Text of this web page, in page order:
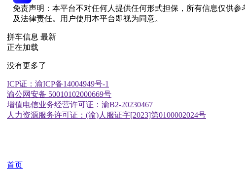
免责声明：本平台不对任何人提供任何形式担保，所有信息仅供参
及法律责任。用户使用本平台即视为同意。
拼车信息 最新
正在加载
没有更多了
ICP证：渝ICP备14004949号-1
渝公网安备 50010102000669号
增值电信业务经营许可证：渝B2-20230467
人力资源服务许可证：(渝)人服证字[2023]第0100002024号
首页